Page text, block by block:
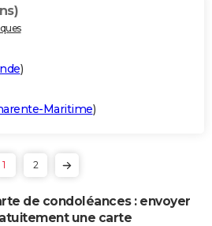
)
Maritime)
1 2
de condoléances : envoyer
une carte